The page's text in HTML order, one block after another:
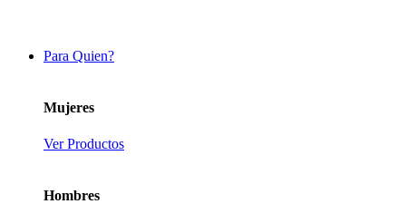
Para Quien?
Mujeres
Ver Productos
Hombres